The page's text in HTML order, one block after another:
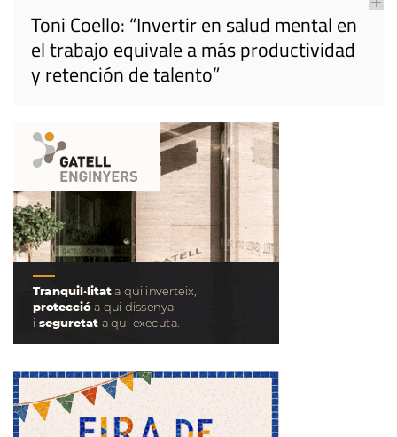
Toni Coello: “Invertir en salud mental en
el trabajo equivale a más productividad
y retención de talento”